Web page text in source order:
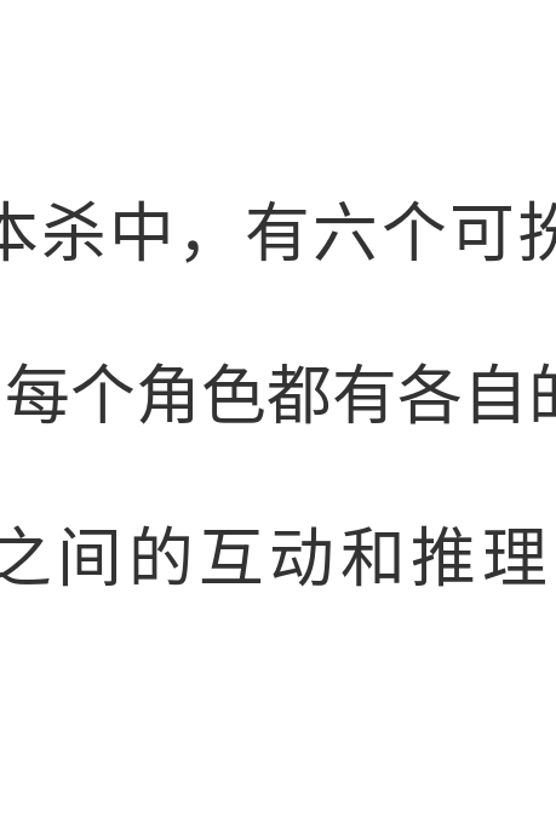
杀中，有六个可
个角色都有各
间的互动和推